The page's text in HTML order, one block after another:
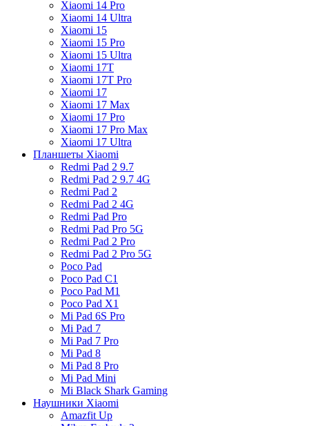
Xiaomi 14 Pro
Xiaomi 14 Ultra
Xiaomi 15
Xiaomi 15 Pro
Xiaomi 15 Ultra
Xiaomi 17T
Xiaomi 17T Pro
Xiaomi 17
Xiaomi 17 Max
Xiaomi 17 Pro
Xiaomi 17 Pro Max
Xiaomi 17 Ultra
Планшеты Xiaomi
Redmi Pad 2 9.7
Redmi Pad 2 9.7 4G
Redmi Pad 2
Redmi Pad 2 4G
Redmi Pad Pro
Redmi Pad Pro 5G
Redmi Pad 2 Pro
Redmi Pad 2 Pro 5G
Poco Pad
Poco Pad C1
Poco Pad M1
Poco Pad X1
Mi Pad 6S Pro
Mi Pad 7
Mi Pad 7 Pro
Mi Pad 8
Mi Pad 8 Pro
Mi Pad Mini
Mi Black Shark Gaming
Наушники Xiaomi
Amazfit Up